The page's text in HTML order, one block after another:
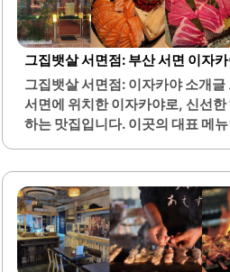
족도를 높이고 있습니다. 메뉴에
한 안주가 포함되어 있어, 여러 가
회를 제공합니다. 특히, 하이볼 위
은 시각적인 즐거움도 더해줍니다
와 안주가 조화를 이루어 술을 즐
하고 있습니다. 오끼 안산중앙점
임에도 적합한 장소로, 편안한 분
그집뱃살 서면점: 부산 서면 이자
그집뱃살 서면점: 이자카야 소개
서면에 위치한 이자카야로, 신선
하는 맛집입니다. 이곳의 대표 메
하며, 연어와의 조합이 뛰어납니
를 활용한 다양한 메뉴가 제공되
험할 수 있습니다. 특히, 새우머리
많은 손님들이 추천하는 메뉴입니
모던한 분위기로, 널찍한 자리가